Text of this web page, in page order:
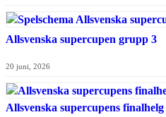
Allsvenska supercupen grupp 3
20 juni, 2026
Allsvenska supercupens